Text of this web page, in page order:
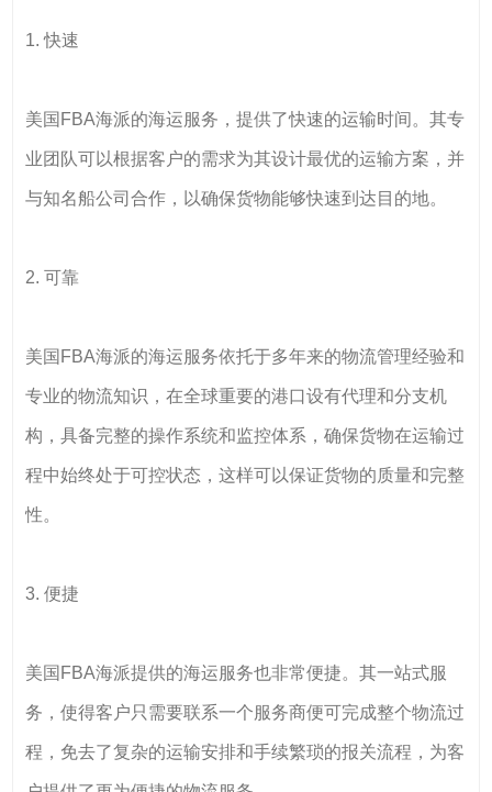
1. 快速
美国FBA海派的海运服务，提供了快速的运输时间。其专
业团队可以根据客户的需求为其设计最优的运输方案，并
与知名船公司合作，以确保货物能够快速到达目的地。
2. 可靠
美国FBA海派的海运服务依托于多年来的物流管理经验和
专业的物流知识，在全球重要的港口设有代理和分支机
构，具备完整的操作系统和监控体系，确保货物在运输过
程中始终处于可控状态，这样可以保证货物的质量和完整
性。
3. 便捷
美国FBA海派提供的海运服务也非常便捷。其一站式服
务，使得客户只需要联系一个服务商便可完成整个物流过
程，免去了复杂的运输安排和手续繁琐的报关流程，为客